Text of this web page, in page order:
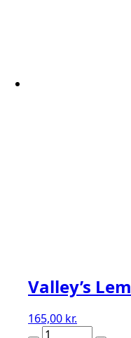
Valley’s
165,00 kr.
Valley's